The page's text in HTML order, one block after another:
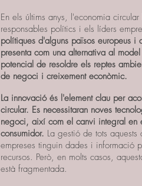
En els últims anys, l'economia
responsables polítics i els líders
polítiques d'alguns països europeus
presenta com una alternativa al
potencial de resoldre els reptes
de negoci i creixement econòmic.
La innovació és l'element clau per
circular. Es necessitaran noves
negoci, així com el canvi integral en
consumidor. La gestió de tots
empreses tinguin dades i informació
recursos. Però, en molts casos,
està fragmentada.